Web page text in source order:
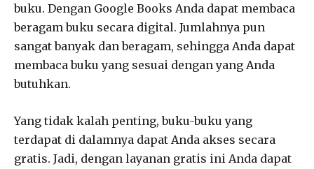
buku. Dengan Google Books Anda dapat membaca
beragam buku secara digital. Jumlahnya pun
sangat banyak dan beragam, sehingga Anda dapat
membaca buku yang sesuai dengan yang Anda
butuhkan.
Yang tidak kalah penting, buku-buku yang
terdapat di dalamnya dapat Anda akses secara
gratis. Jadi, dengan layanan gratis ini Anda dapat